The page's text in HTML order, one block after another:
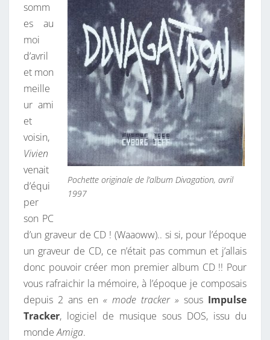
I
O
N
Pochette originale de l’album Divagation, avril
1997
somm
es au
moi
d’avril
et mon
meille
ur ami
et
voisin,
Vivien
venait
d’équi
per
son PC
d’un graveur de CD ! (Waaoww).. si si, pour l’époque
un graveur de CD, ce n’était pas commun et j’allais
donc pouvoir créer mon premier album CD !! Pour
vous rafraichir la mémoire, à l’époque je composais
depuis 2 ans en « mode tracker » sous Impulse
Tracker, logiciel de musique sous DOS, issu du
mondeAmiga.